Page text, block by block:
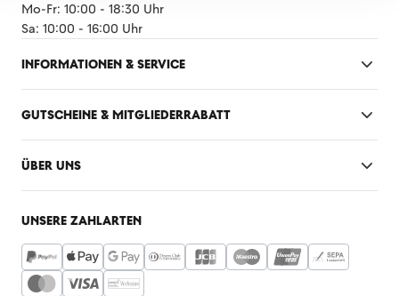
Mo-Fr: 10:00 - 18:30 Uhr
Sa: 10:00 - 16:00 Uhr
INFORMATIONEN & SERVICE
GUTSCHEINE & MITGLIEDERRABATT
ÜBER UNS
UNSERE ZAHLARTEN